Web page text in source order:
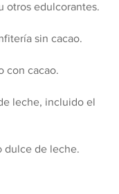
otros edulcorantes.
sin cacao.
con cacao.
leche, incluido el
dulce de leche.